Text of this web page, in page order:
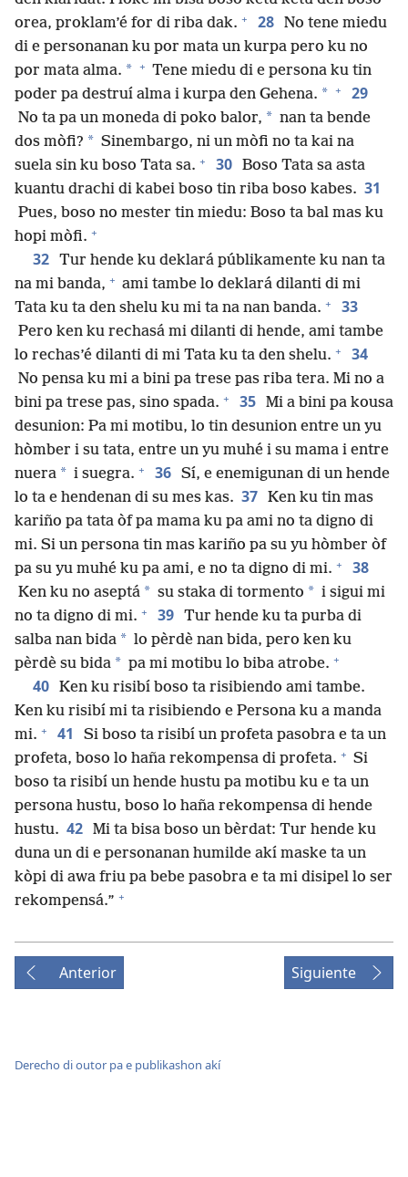
orea, proklam’é for di riba dak. + 28 No tene miedu
di e personanan ku por mata un kurpa pero ku no
por mata alma. * + Tene miedu di e persona ku tin
poder pa destruí alma i kurpa den Gehena. * + 29
No ta pa un moneda di poko balor, * nan ta bende
dos mòfi? * Sinembargo, ni un mòfi no ta kai na
suela sin ku boso Tata sa. + 30 Boso Tata sa asta
kuantu drachi di kabei boso tin riba boso kabes. 31
Pues, boso no mester tin miedu: Boso ta bal mas ku
hopi mòfi. +
32 Tur hende ku deklará públikamente ku nan ta
na mi banda, + ami tambe lo deklará dilanti di mi
Tata ku ta den shelu ku mi ta na nan banda. + 33
Pero ken ku rechasá mi dilanti di hende, ami tambe
lo rechas’é dilanti di mi Tata ku ta den shelu. + 34
No pensa ku mi a bini pa trese pas riba tera. Mi no a
bini pa trese pas, sino spada. + 35 Mi a bini pa kousa
desunion: Pa mi motibu, lo tin desunion entre un yu
hòmber i su tata, entre un yu muhé i su mama i entre
nuera * i suegra. + 36 Sí, e enemigunan di un hende
lo ta e hendenan di su mes kas. 37 Ken ku tin mas
kariño pa tata òf pa mama ku pa ami no ta digno di
mi. Si un persona tin mas kariño pa su yu hòmber òf
pa su yu muhé ku pa ami, e no ta digno di mi. + 38
Ken ku no aseptá * su staka di tormento * i sigui mi
no ta digno di mi. + 39 Tur hende ku ta purba di
salba nan bida * lo pèrdè nan bida, pero ken ku
pèrdè su bida * pa mi motibu lo biba atrobe. +
40 Ken ku risibí boso ta risibiendo ami tambe.
Ken ku risibí mi ta risibiendo e Persona ku a manda
mi. + 41
Si boso ta risibí un profeta pasobra e ta un
profeta, boso lo haña rekompensa di profeta. + Si
boso ta risibí un hende hustu pa motibu ku e ta un
persona hustu, boso lo haña rekompensa di hende
hustu. 42 Mi ta bisa boso un bèrdat: Tur hende ku
duna un di e personanan humilde akí maske ta un
kòpi di awa friu pa bebe pasobra e ta mi disipel lo ser
rekompensá.” +
Anterior Siguiente
Derecho di outor pa e publikashon akí